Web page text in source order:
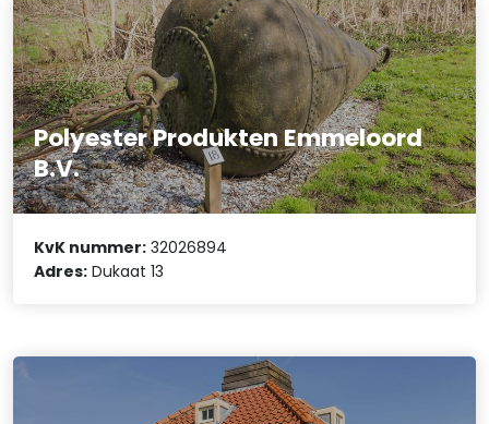
Polyester Produkten Emmeloord
B.V.
KvK nummer: 32026894
Adres: Dukaat 13